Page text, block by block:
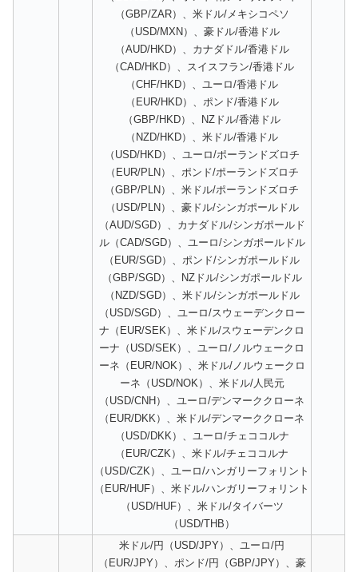
（GBP/ZAR）、米ドル/メキシコペソ
（USD/MXN）、豪ドル/香港ドル
（AUD/HKD）、カナダドル/香港ドル
（CAD/HKD）、スイスフラン/香港ドル
（CHF/HKD）、ユーロ/香港ドル
（EUR/HKD）、ポンド/香港ドル
（GBP/HKD）、NZドル/香港ドル
（NZD/HKD）、米ドル/香港ドル
（USD/HKD）、ユーロ/ポーランドズロチ
（EUR/PLN）、ポンド/ポーランドズロチ
（GBP/PLN）、米ドル/ポーランドズロチ
（USD/PLN）、豪ドル/シンガポールドル
（AUD/SGD）、カナダドル/シンガポールド
ル（CAD/SGD）、ユーロ/シンガポールドル
（EUR/SGD）、ポンド/シンガポールドル
（GBP/SGD）、NZドル/シンガポールドル
（NZD/SGD）、米ドル/シンガポールドル
（USD/SGD）、ユーロ/スウェーデンクロー
ナ（EUR/SEK）、米ドル/スウェーデンクロ
ーナ（USD/SEK）、ユーロ/ノルウェークロ
ーネ（EUR/NOK）、米ドル/ノルウェークロ
ーネ（USD/NOK）、米ドル/人民元
（USD/CNH）、ユーロ/デンマーククローネ
（EUR/DKK）、米ドル/デンマーククローネ
（USD/DKK）、ユーロ/チェココルナ
（EUR/CZK）、米ドル/チェココルナ
（USD/CZK）、ユーロ/ハンガリーフォリント
（EUR/HUF）、米ドル/ハンガリーフォリント
（USD/HUF）、米ドル/タイバーツ
（USD/THB）
米ドル/円（USD/JPY）、ユーロ/円
（EUR/JPY）、ポンド/円（GBP/JPY）、豪